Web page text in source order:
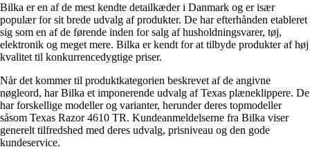
Bilka er en af de mest kendte detailkæder i Danmark og er især
populær for sit brede udvalg af produkter. De har efterhånden etableret
sig som en af de førende inden for salg af husholdningsvarer, tøj,
elektronik og meget mere. Bilka er kendt for at tilbyde produkter af høj
kvalitet til konkurrencedygtige priser.
Når det kommer til produktkategorien beskrevet af de angivne
nøgleord, har Bilka et imponerende udvalg af Texas plæneklippere. De
har forskellige modeller og varianter, herunder deres topmodeller
såsom Texas Razor 4610 TR. Kundeanmeldelserne fra Bilka viser
generelt tilfredshed med deres udvalg, prisniveau og den gode
kundeservice.